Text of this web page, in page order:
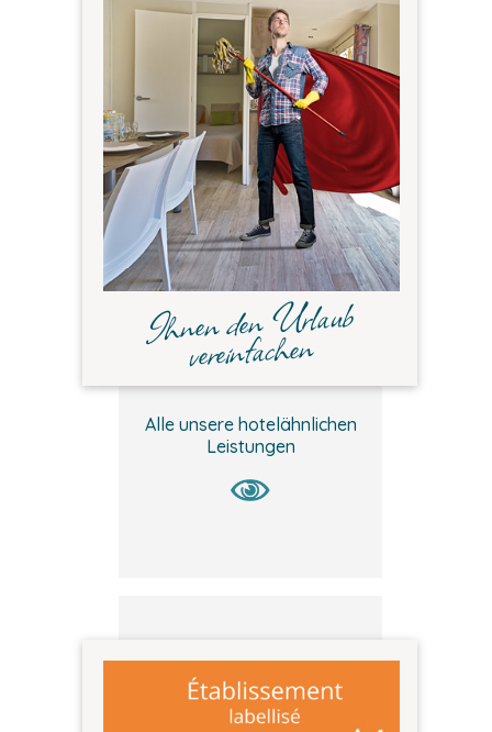
Ihnen den Urlaub
vereinfachen
Alle unsere hotelähnlichen
Leistungen